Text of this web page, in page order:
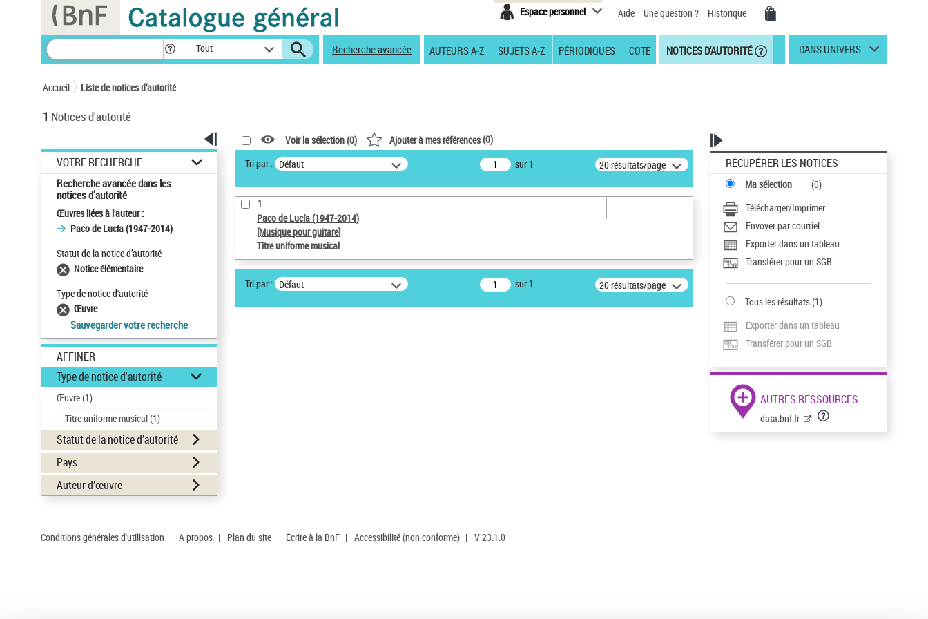
Espace personnel Aide Une question ? Historique
Tout Recherche avancée AUTEURS A-Z SUJETS A-Z PÉRIODIQUES COTE NOTICES D'AUTORITÉ DANS UNIVERS
Accueil Liste de notices d’autorité
1 Notices d'autorité
VOTRE RECHERCHE
Recherche avancée dans les
notices d’autorité
Œuvres liées à l'auteur :
Paco de Lucía (1947-2014)
Statut de la notice d’autorité
Notice élémentaire
Type de notice d'autorité
Œuvre
Sauvegarder votre recherche
AFFINER
Type de notice d'autorité
Œuvre(1)
Titre uniforme musical(1)
Statut de la notice d’autorité
Pays
Auteur d’œuvre
Voir la sélection (0) Ajouter à mes références(0)
Tri par : Défaut sur 1 20 résultats/page
1
Paco de Lucía (1947-2014)
[Musique pour guitare]
Titre uniforme musical
Tri par : Défaut sur 1 20 résultats/page
RÉCUPÉRER LES NOTICES
Ma sélection (0)
Télécharger/Imprimer
Envoyer par courriel
Exporter dans un tableau
Transférer pour un SGB
Tous les résultats(1)
Exporter dans un tableau
Transférer pour un SGB
AUTRES RESSOURCES
data.bnf.fr
Conditions générales d'utilisation | A propos | Plan du site | Écrire à la BnF | Accessibilité (non conforme) | V 23.1.0
Panneau de gestion des cookies